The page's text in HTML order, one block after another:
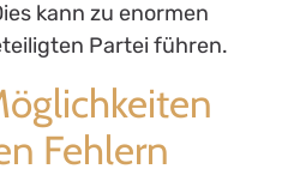
kann zu enormen
Partei führen.
Fehlern